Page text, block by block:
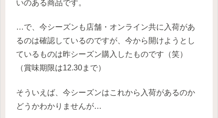
いのある商品です。
…で、今シーズンも店舗・オンライン共に入荷があ
るのは確認しているのですが、今から開けようとし
ているものは昨シーズン購入したものです（笑）
（賞味期限は12.30まで）
そういえば、今シーズンはこれから入荷があるのか
どうかわかりませんが…